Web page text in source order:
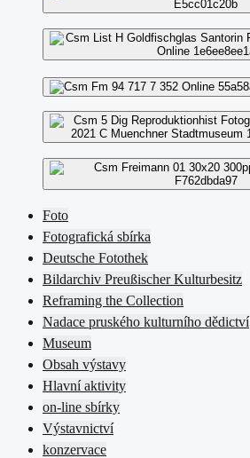
Foto
Fotografická sbírka
Deutsche Fotothek
Bildarchiv Preußischer Kulturbesitz
Reframing the Collection
Nadace pruského kulturního dědictví
Museum
Obsah výstavy
Hlavní aktivity
on-line sbírky
Výstavnictví
konzervace